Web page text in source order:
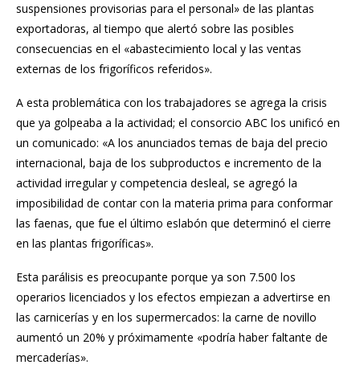
suspensiones provisorias para el personal» de las plantas
exportadoras, al tiempo que alertó sobre las posibles
consecuencias en el «abastecimiento local y las ventas
externas de los frigoríficos referidos».
A esta problemática con los trabajadores se agrega la crisis
que ya golpeaba a la actividad; el consorcio ABC los unificó en
un comunicado: «A los anunciados temas de baja del precio
internacional, baja de los subproductos e incremento de la
actividad irregular y competencia desleal, se agregó la
imposibilidad de contar con la materia prima para conformar
las faenas, que fue el último eslabón que determinó el cierre
en las plantas frigoríficas».
Esta parálisis es preocupante porque ya son 7.500 los
operarios licenciados y los efectos empiezan a advertirse en
las carnicerías y en los supermercados: la carne de novillo
aumentó un 20% y próximamente «podría haber faltante de
mercaderías».